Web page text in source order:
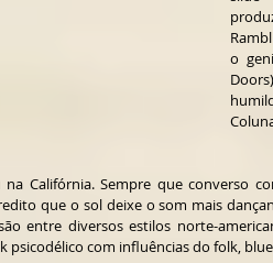
o
na Califórnia. Sempre que converso
que o sol deixe o som mais
entre diversos estilos norte-
psicodélico com influências do folk,